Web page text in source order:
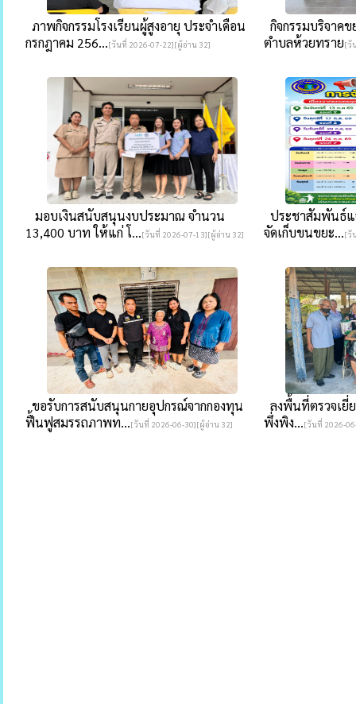
ภาพกิจกรรมโรงเรียนผู้สูงอายุ ประจำเดือน
กรกฎาคม 256...[วันที่ 2026-07-22][ผู้อ่าน 32]
กิจกรรมบริจาค
ตำบลห้วยทราย[วั
มอบเงินสนับสนุนงบประมาณ จำนวน
13,400 บาท ให้แก่ โ...[วันที่ 2026-07-13][ผู้อ่าน 32]
ประชาสัมพันธ์แ
จัดเก็บขนขยะ...[วั
ขอรับการสนับสนุนกายอุปกรณ์จากกองทุน
ฟื้นฟูสมรรถภาพท...[วันที่ 2026-06-30][ผู้อ่าน 32]
ลงพื้นที่ตรวจเยี่
พึ่งพิง...[วันที่ 2026-